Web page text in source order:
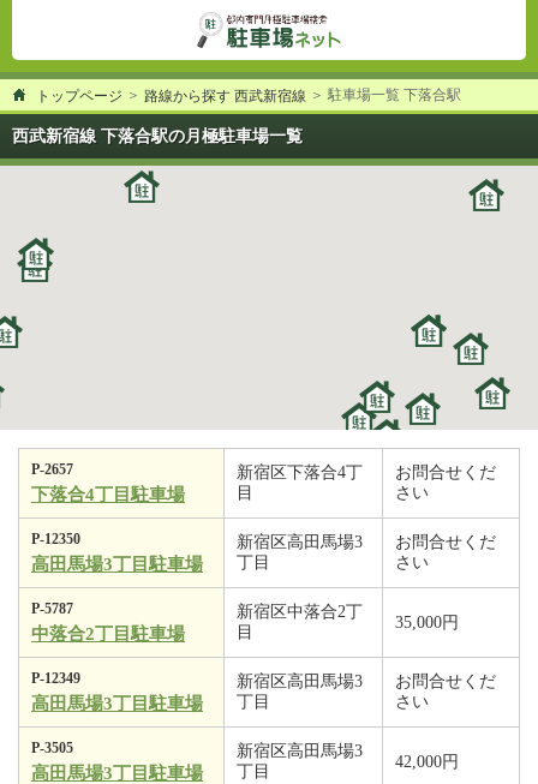
トップページ 路線から探す 西武新宿線 駐車場一覧 下落合駅
西武新宿線 下落合駅の月極駐車場一覧
P-2657
下落合4丁目駐車場
新宿区下落合4丁
目
お問合せくだ
さい
P-12350
高田馬場3丁目駐車場
新宿区高田馬場3
丁目
お問合せくだ
さい
P-5787
中落合2丁目駐車場
新宿区中落合2丁
目
35,000円
P-12349
高田馬場3丁目駐車場
新宿区高田馬場3
丁目
お問合せくだ
さい
P-3505
高田馬場3丁目駐車場
新宿区高田馬場3
丁目
42,000円